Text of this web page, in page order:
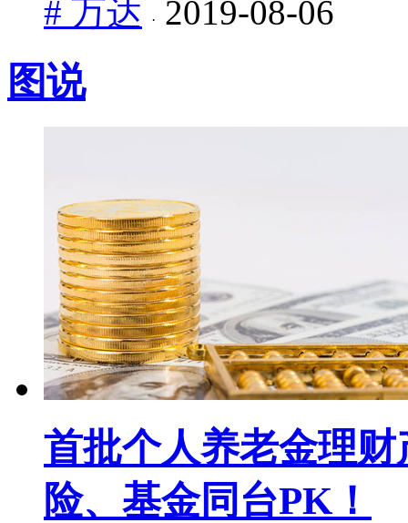
# 万达 · 2019-08-06
图说
首批个人养老金理
险、基金同台PK！